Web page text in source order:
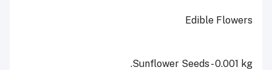
Sunflower Seeds - 0.001 kg.